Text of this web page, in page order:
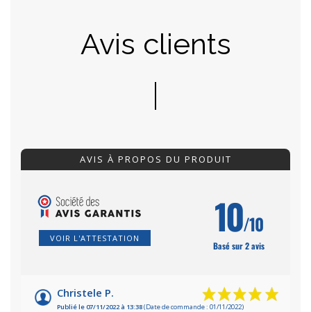
Avis clients
AVIS À PROPOS DU PRODUIT
VOIR L'ATTESTATION 10/10
Basé sur 2 avis
Christele P.
Publié le 07/11/2022 à 13:38(Date de commande : 01/11/2022)